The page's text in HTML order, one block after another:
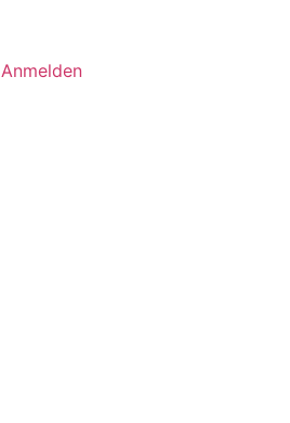
Anmelden